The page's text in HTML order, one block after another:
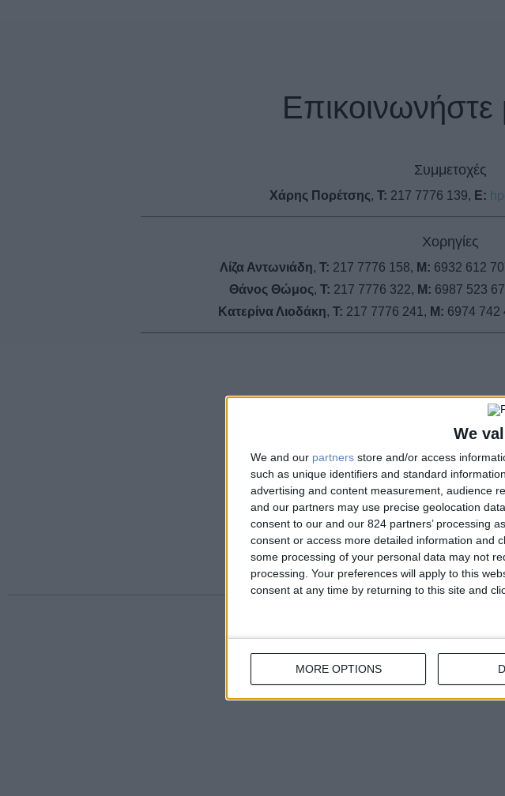
We
We and our partners store and/or access
such as unique identifiers and standard
advertising and content measurement, audience
and our partners may use precise geolocation
consent to our and our 824 partners’ processing
consent or access more detailed information and
some processing of your personal data may not
processing. Your preferences will apply to this
consent at any time by returning to this site and
MORE OPTIONS
Επικοινωνήστε
Συμμετοχές
Χάρης Πορέτσης, T: 217 7776 139, E:
Χορηγίες
Λίζα Αντωνιάδη, Τ: 217 7776 158, M: 6932 612
Θάνος Θώμος, Τ: 217 7776 322, M: 6987 523
Κατερίνα Λιοδάκη, Τ: 217 7776 241, M: 6974 742
Official